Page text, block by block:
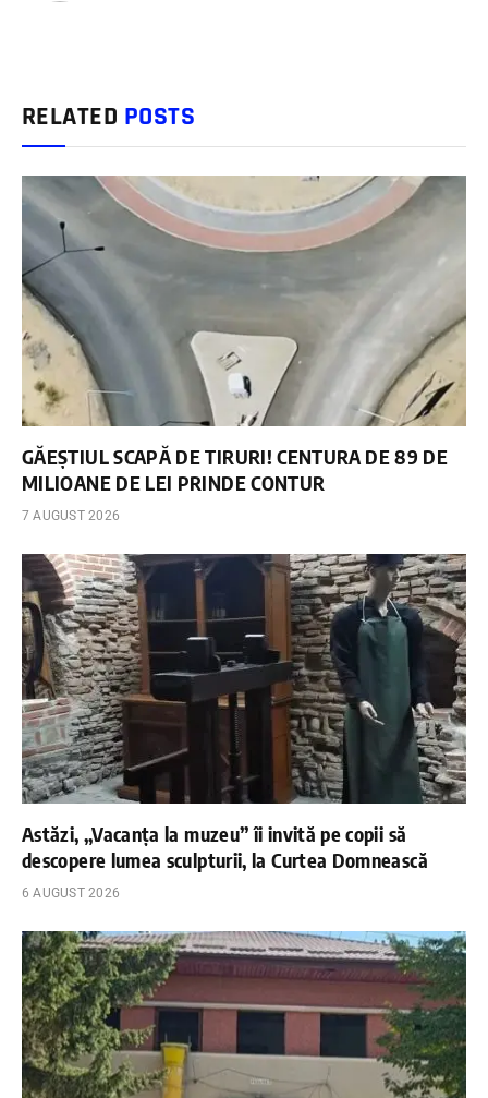
RELATED POSTS
GĂEȘTIUL SCAPĂ DE TIRURI! CENTURA DE 89 DE
MILIOANE DE LEI PRINDE CONTUR
7 AUGUST 2026
Astăzi, „Vacanța la muzeu” îi invită pe copii să
descopere lumea sculpturii, la Curtea Domnească
6 AUGUST 2026